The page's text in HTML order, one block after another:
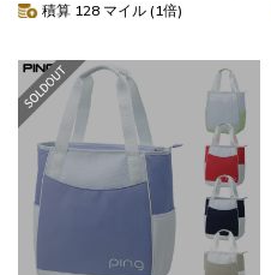
積算 128 マイル (1倍)